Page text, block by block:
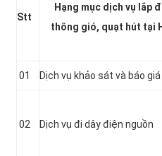
Stt
Hạng mục dịch vụ lắp
thông gió, quạt hút tại
01 Dịch vụ khảo sát và báo giá
02 Dịch vụ đi dây điện nguồn